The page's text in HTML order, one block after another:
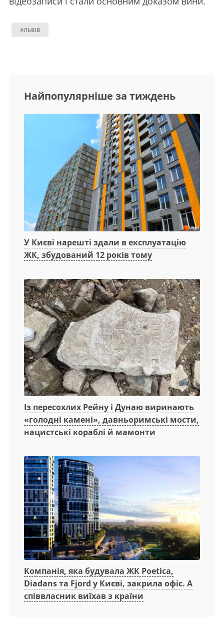
#ЛЬВІВ
Найпопулярніше за тиждень
У Києві нарешті здали в експлуатацію
ЖК, збудований 12 років тому
Із пересохлих Рейну і Дунаю виринають
«голодні камені», давньоримські мости,
нацистські кораблі й мамонти
Компанія, яка будувала ЖК Poetica,
Diadans та Fjord у Києві, закрила офіс. А
співвласник виїхав з країни